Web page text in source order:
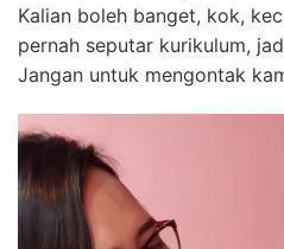
Kalian boleh banget, kok,
pernah seputar kurikulum,
Jangan untuk mengontak